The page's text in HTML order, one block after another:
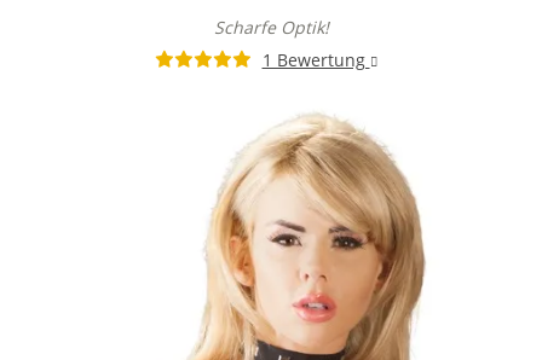
Scharfe Optik!
1 Bewertung